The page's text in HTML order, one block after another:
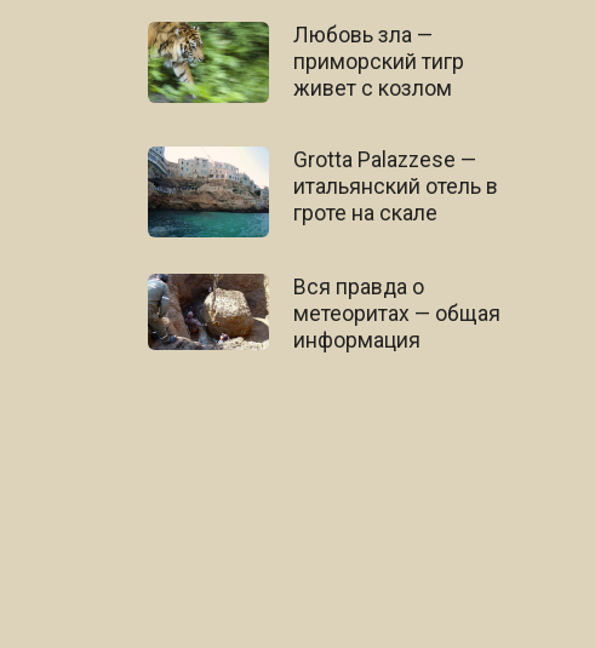
Любовь зла —
приморский тигр
живет с козлом
Grotta Palazzese —
итальянский отель в
гроте на скале
Вся правда о
метеоритах — общая
информация